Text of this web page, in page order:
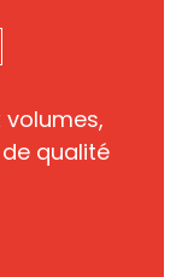
volumes,
qualité